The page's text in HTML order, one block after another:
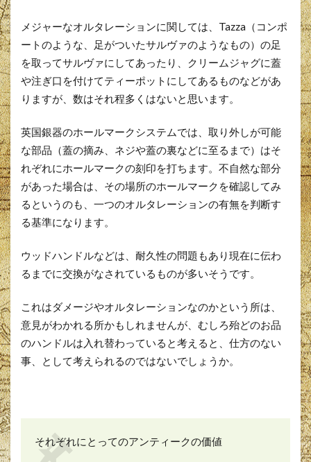
メジャーなオルタレーションに関しては、Tazza（コンポ
ートのような、足がついたサルヴァのようなもの）の足
を取ってサルヴァにしてあったり、クリームジャグに蓋
や注ぎ口を付けてティーポットにしてあるものなどがあ
りますが、数はそれ程多くはないと思います。
英国銀器のホールマークシステムでは、取り外しが可能
な部品（蓋の摘み、ネジや蓋の裏などに至るまで）はそ
れぞれにホールマークの刻印を打ちます。不自然な部分
があった場合は、その場所のホールマークを確認してみ
るというのも、一つのオルタレーションの有無を判断す
る基準になります。
ウッドハンドルなどは、耐久性の問題もあり現在に伝わ
るまでに交換がなされているものが多いそうです。
これはダメージやオルタレーションなのかという所は、
意見がわかれる所かもしれませんが、むしろ殆どのお品
のハンドルは入れ替わっていると考えると、仕方のない
事、として考えられるのではないでしょうか。
それぞれにとってのアンティークの価値